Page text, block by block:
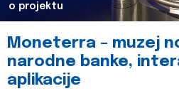
o projektu
Moneterra – muzej
narodne banke,
aplikacije